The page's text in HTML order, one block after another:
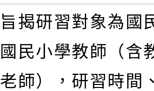
旨揭研習對象為國
國民小學教師（含
老師），研習時間